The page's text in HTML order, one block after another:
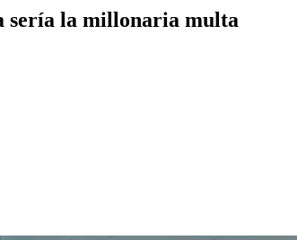
sería la millonaria multa